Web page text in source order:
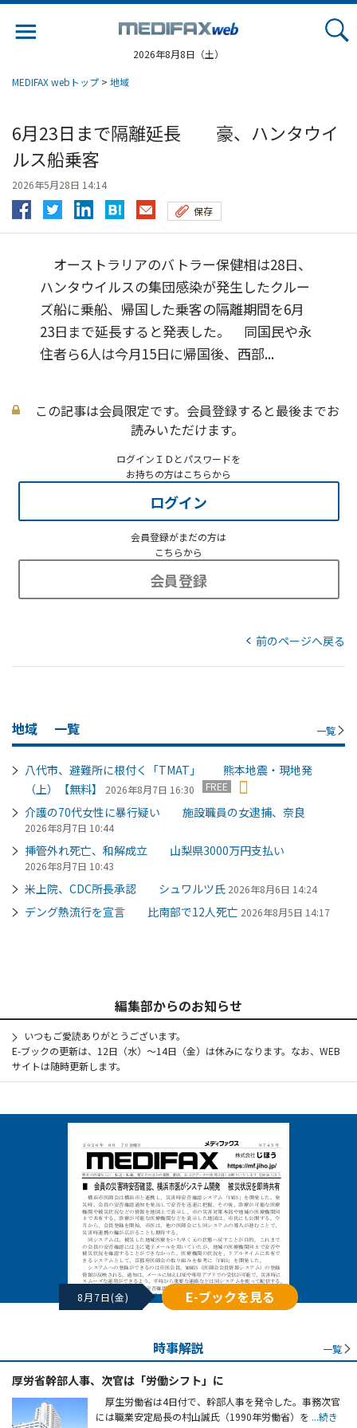
2026年8月8日（土）
MEDIFAX webトップ > 地域
6月23日まで隔離延長 豪、ハンタウイ
ルス船乗客
2026年5月28日 14:14
保存
オーストラリアのバトラー保健相は28日、
ハンタウイルスの集団感染が発生したクルー
ズ船に乗船、帰国した乗客の隔離期間を6月
23日まで延長すると発表した。 同国民や永
住者ら6人は今月15日に帰国後、西部...
この記事は会員限定です。会員登録すると最後までお
読みいただけます。
ログインＩＤとパスワードを
お持ちの方はこちらから
ログイン
会員登録がまだの方は
こちらから
会員登録
前のページへ戻る
地域 一覧 一覧
八代市、避難所に根付く「TMAT」 熊本地震・現地発
（上）【無料】
2026年8月7日 16:30 FREE
介護の70代女性に暴行疑い 施設職員の女逮捕、奈良
2026年8月7日 10:44
挿管外れ死亡、和解成立 山梨県3000万円支払い
2026年8月7日 10:43
米上院、CDC所長承認 シュワルツ氏 2026年8月6日 14:24
デング熱流行を宣言 比南部で12人死亡 2026年8月5日 14:17
編集部からのお知らせ
いつもご愛読ありがとうございます。
E-ブックの更新は、12日（水）～14日（金）は休みになります。なお、WEB
サイトは随時更新します。
8月7日(金) E-ブックを見る
時事解説 一覧
厚労省幹部人事、次官は「労働シフト」に
厚生労働省は4日付で、幹部人事を発令した。事務次官
には職業安定局長の村山誠氏（1990年労働省）を ...続き